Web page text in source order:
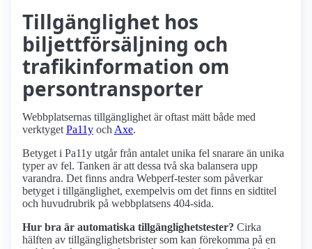
Tillgänglighet hos
biljettförsäljning och
trafikinformation om
persontransporter
Webbplatsernas tillgänglighet är oftast mätt både med
verktyget Pa11y och Axe.
Betyget i Pa11y utgår från antalet unika fel snarare än unika
typer av fel. Tanken är att dessa två ska balansera upp
varandra. Det finns andra Webperf-tester som påverkar
betyget i tillgänglighet, exempelvis om det finns en sidtitel
och huvudrubrik på webbplatsens 404-sida.
Hur bra är automatiska tillgänglighets­tester? Cirka
hälften av tillgänglighets­brister som kan förekomma på en